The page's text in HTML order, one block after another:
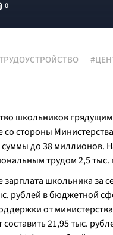
0
школьников
стороны
до 38 миллионов.
трудом 2,5 тыс.
школьника за
рублей в бюджетной
от
21,95 тыс.